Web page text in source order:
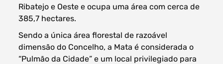
Ribatejo e Oeste e ocupa uma área com cerca de
385,7 hectares.
Sendo a única área florestal de razoável
dimensão do Concelho, a Mata é considerada o
“Pulmão da Cidade” e um local privilegiado para